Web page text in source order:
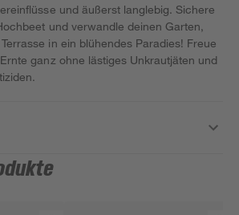
und äußerst langlebig. Sichere
und verwandle deinen Garten,
in ein blühendes Paradies! Freue
ganz ohne lästiges Unkrautjäten und